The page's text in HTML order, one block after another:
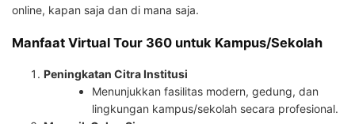
online, kapan saja dan di mana saja.
Manfaat Virtual Tour 360 untuk Kampus/Sekolah
Peningkatan Citra Institusi
Menunjukkan fasilitas modern, gedung, dan
lingkungan kampus/sekolah secara profesional.